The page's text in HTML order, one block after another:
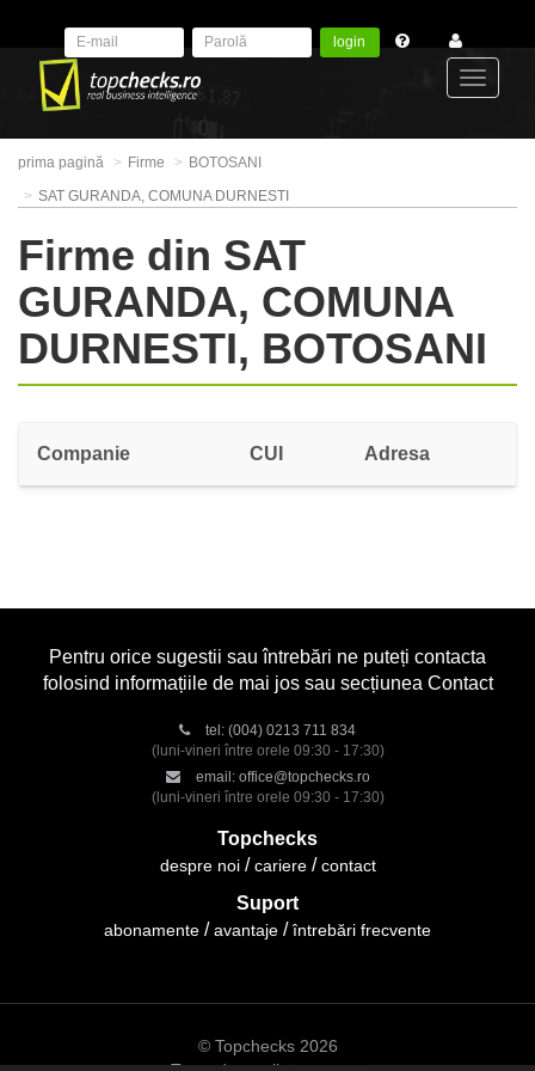
login
prima pagină Firme
BOTOSANI
SAT GURANDA, COMUNA DURNESTI
Firme din SAT
GURANDA, COMUNA
DURNESTI, BOTOSANI
Companie CUI Adresa
Pentru orice sugestii sau întrebări ne puteți contacta
folosind informațiile de mai jos sau secțiunea Contact
tel: (004) 0213 711 834
(luni-vineri între orele 09:30 - 17:30)
email: office@topchecks.ro
(luni-vineri între orele 09:30 - 17:30)
Topchecks
despre noi cariere contact
Suport
abonamente avantaje întrebări frecvente
© Topchecks 2026